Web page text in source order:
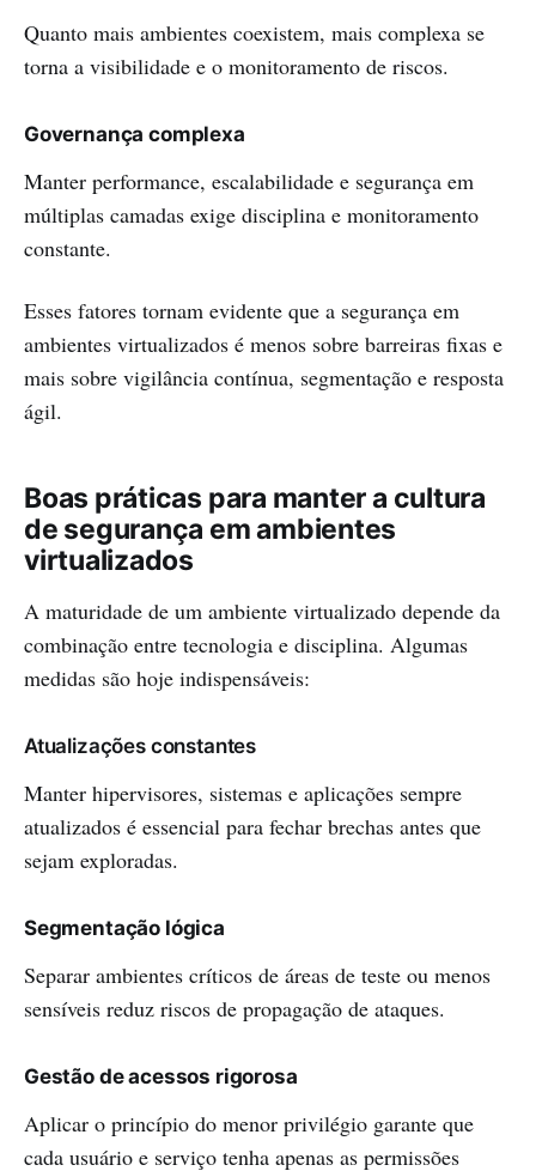
Quanto mais ambientes coexistem, mais complexa se
torna a visibilidade e o monitoramento de riscos.
Governança complexa
Manter performance, escalabilidade e segurança em
múltiplas camadas exige disciplina e monitoramento
constante.
Esses fatores tornam evidente que a segurança em
ambientes virtualizados é menos sobre barreiras fixas e
mais sobre vigilância contínua, segmentação e resposta
ágil.
Boas práticas para manter a cultura
de segurança em ambientes
virtualizados
A maturidade de um ambiente virtualizado depende da
combinação entre tecnologia e disciplina. Algumas
medidas são hoje indispensáveis:
Atualizações constantes
Manter hipervisores, sistemas e aplicações sempre
atualizados é essencial para fechar brechas antes que
sejam exploradas.
Segmentação lógica
Separar ambientes críticos de áreas de teste ou menos
sensíveis reduz riscos de propagação de ataques.
Gestão de acessos rigorosa
Aplicar o princípio do menor privilégio garante que
cada usuário e serviço tenha apenas as permissões